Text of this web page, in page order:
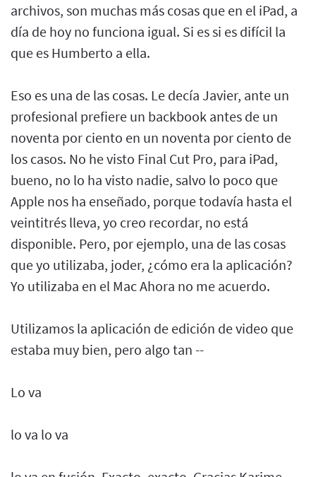
archivos, son muchas más cosas que en el iPad, a
día de hoy no funciona igual. Si es si es difícil la
que es Humberto a ella.
Eso es una de las cosas. Le decía Javier, ante un
profesional prefiere un backbook antes de un
noventa por ciento en un noventa por ciento de
los casos. No he visto Final Cut Pro, para iPad,
bueno, no lo ha visto nadie, salvo lo poco que
Apple nos ha enseñado, porque todavía hasta el
veintitrés lleva, yo creo recordar, no está
disponible. Pero, por ejemplo, una de las cosas
que yo utilizaba, joder, ¿cómo era la aplicación?
Yo utilizaba en el Mac Ahora no me acuerdo.
Utilizamos la aplicación de edición de video que
estaba muy bien, pero algo tan --
Lo va
lo va lo va